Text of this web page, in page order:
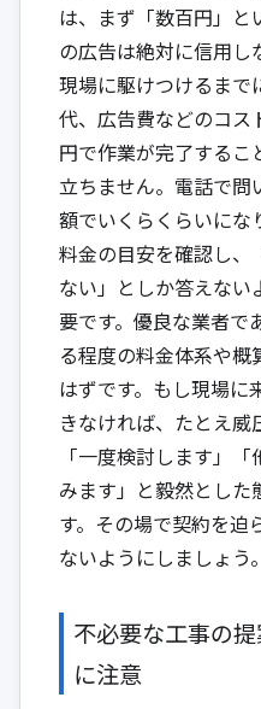
は、まず「数百円」
の広告は絶対に信用し
現場に駆けつけるまで
代、広告費などのコス
円で作業が完了するこ
立ちません。電話で問
額でいくらくらいにな
料金の目安を確認し、
ない」としか答えな
要です。優良な業者で
る程度の料金体系や概
はずです。もし現場に
きなければ、たとえ威
「一度検討します」
みます」と毅然とした
す。その場で契約を迫
ないようにしましょう。
不必要な工事の
に注意